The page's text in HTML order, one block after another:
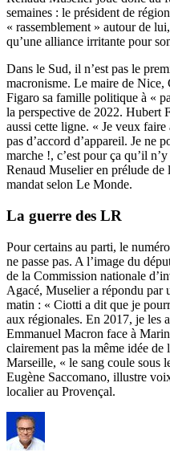
semaines : le président de
« rassemblement » autour de
qu’une alliance irritante pour
Dans le Sud, il n’est pas le
macronisme. Le maire de Nice,
Figaro sa famille politique à «
la perspective de 2022. Hubert
aussi cette ligne. « Je veux
pas d’accord d’appareil. Je ne
marche !, c’est pour ça qu’il
Renaud Muselier en prélude de
mandat selon Le Monde.
La guerre des LR
Pour certains au parti, le
ne passe pas. A l’image du
de la Commission nationale
Agacé, Muselier a répondu par
matin : « Ciotti a dit que je
aux régionales. En 2017, je les
Emmanuel Macron face à
clairement pas la même idée
Marseille, « le sang coule sous
Eugène Saccomano, illustre
localier au Provençal.